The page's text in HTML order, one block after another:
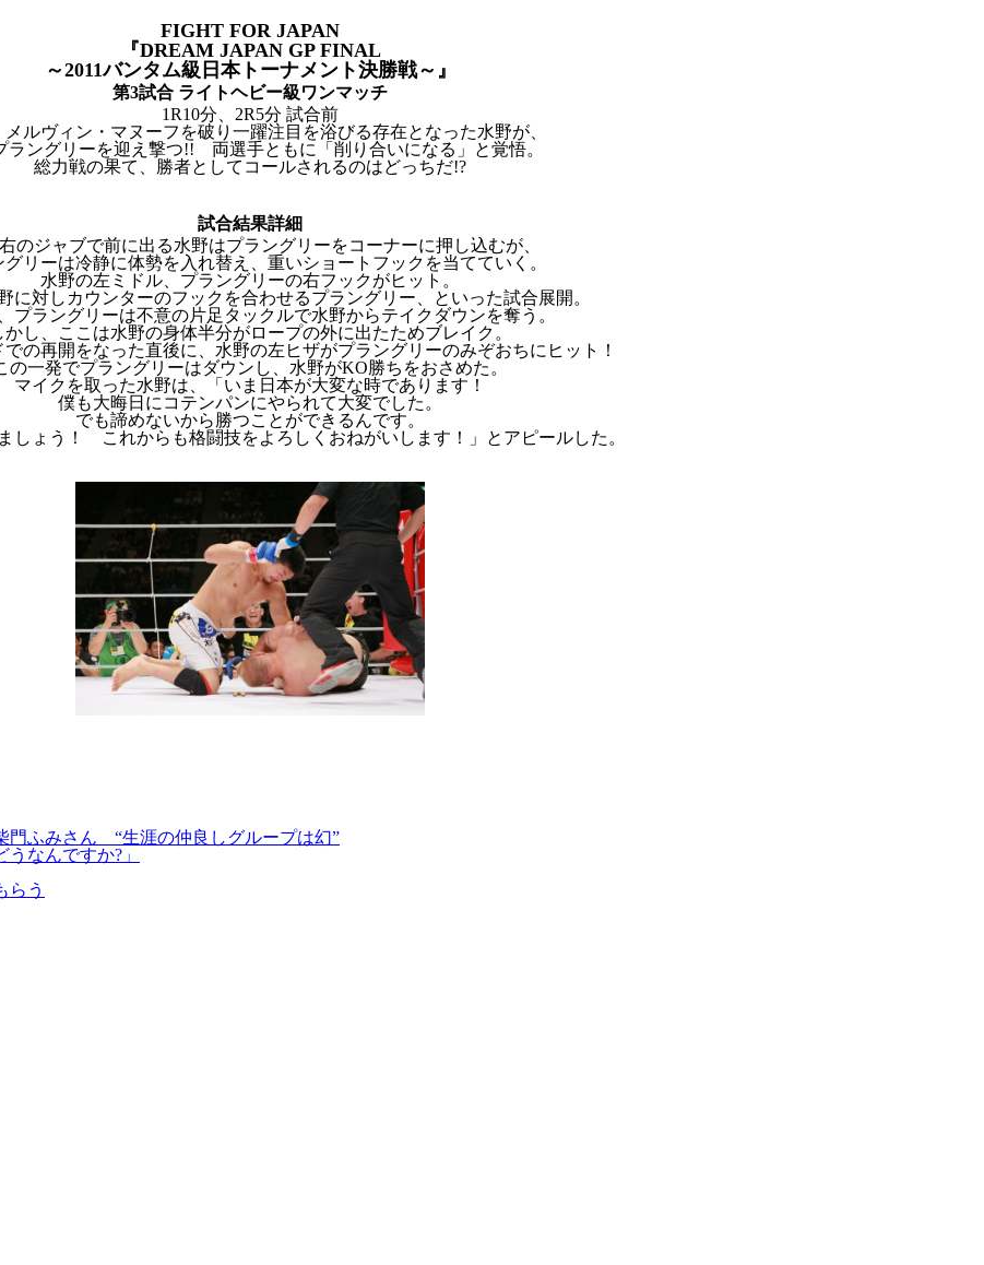
FIGHT FOR JAPAN
『DREAM JAPAN GP FINAL
～2011バンタム級日本トーナメント決勝戦～』
第3試合 ライトヘビー級ワンマッチ
1R10分、2R5分 試合前
メルヴィン・マヌーフを破り一躍注目を浴びる存在となった水野が、
ラングリーを迎え撃つ!! 両選手ともに「削り合いになる」と覚悟。
総力戦の果て、勝者としてコールされるのはどっちだ!?
試合結果詳細
のジャブで前に出る水野はプラングリーをコーナーに押し込むが、
グリーは冷静に体勢を入れ替え、重いショートフックを当てていく。
水野の左ミドル、プラングリーの右フックがヒット。
に対しカウンターのフックを合わせるプラングリー、といった試合展開。
プラングリーは不意の片足タックルで水野からテイクダウンを奪う。
かし、ここは水野の身体半分がロープの外に出たためブレイク。
の再開をなった直後に、水野の左ヒザがプラングリーのみぞおちにヒット！
の一発でプラングリーはダウンし、水野がKO勝ちをおさめた。
マイクを取った水野は、「いま日本が大変な時であります！
僕も大晦日にコテンパンにやられて大変でした。
でも諦めないから勝つことができるんです。
しょう！ これからも格闘技をよろしくおねがいします！」とアピールした。
ふみさん “生涯の仲良しグループは幻”
なんですか?」
らう